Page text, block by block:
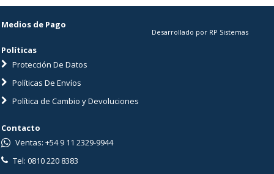
Medios de Pago
Políticas
Protección De Datos
Políticas De Envíos
Política de Cambio y Devoluciones
Desarrollado por RP Sistemas
Contacto
Ventas: +54 9 11 2329-9944
Tel: 0810 220 8383